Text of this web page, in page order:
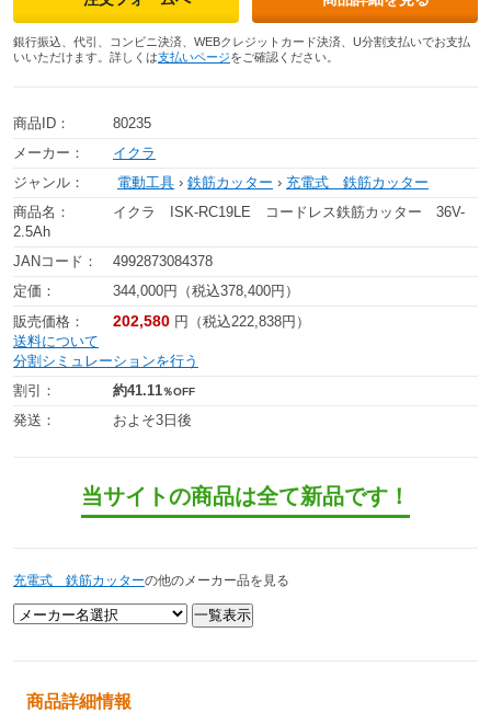
銀行振込、代引、コンビニ決済、WEBクレジットカード決済、U分割支払いでお支払
いいただけます。詳しくは支払いページをご確認ください。
商品ID：
80235
メーカー：
イクラ
ジャンル：
電動工具 › 鉄筋カッター › 充電式 鉄筋カッター
商品名：
イクラ ISK-RC19LE コードレス鉄筋カッター 36V-
2.5Ah
JANコード：
4992873084378
定価：
344,000円（税込378,400円）
販売価格：
202,580 円（税込222,838円）
送料について
分割シミュレーションを行う
割引：
約41.11％OFF
発送： およそ3日後
当サイトの商品は全て新品です！
充電式 鉄筋カッターの他のメーカー品を見る
商品詳細情報